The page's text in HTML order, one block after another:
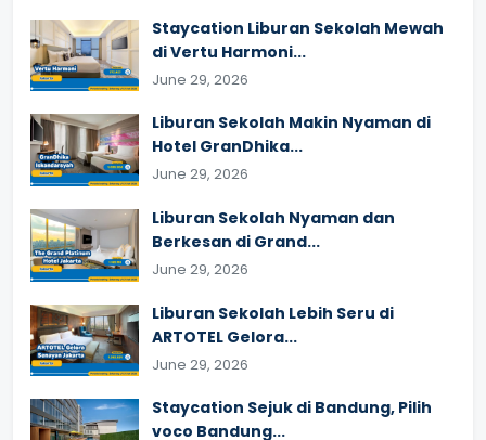
Staycation Liburan Sekolah Mewah
di Vertu Harmoni...
June 29, 2026
Liburan Sekolah Makin Nyaman di
Hotel GranDhika...
June 29, 2026
Liburan Sekolah Nyaman dan
Berkesan di Grand...
June 29, 2026
Liburan Sekolah Lebih Seru di
ARTOTEL Gelora...
June 29, 2026
Staycation Sejuk di Bandung, Pilih
voco Bandung...